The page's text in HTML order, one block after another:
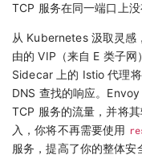
TCP 服务在同一端口上
从 Kubernetes 汲取灵感
由的 VIP（来自 E 类子网
Sidecar 上的 Istio 代理
DNS 查找的响应。
TCP 服务的流量，并将
入，你将不再需要使用
服务，提高了你的整体